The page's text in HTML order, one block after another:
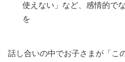
使えない」など、感情的で
を
話し合いの中でお子さまが「こ